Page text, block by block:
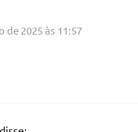
de 2025 às 11:57